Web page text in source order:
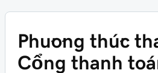
Phương thức
Cổng thanh